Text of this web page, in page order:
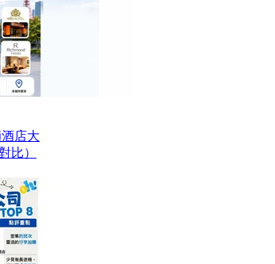
店大
比）